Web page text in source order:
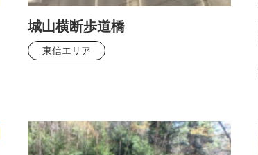
城山横断歩道橋
東信エリア